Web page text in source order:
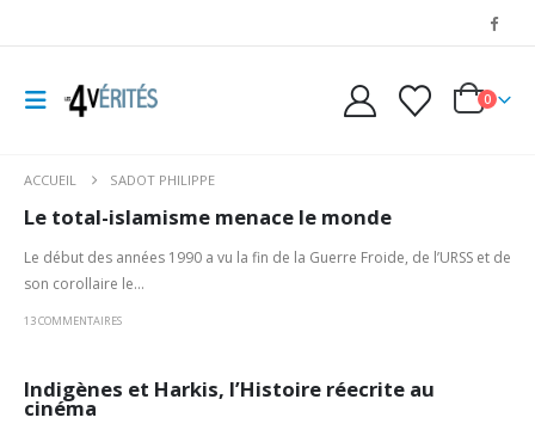
0
ACCUEIL SADOT PHILIPPE
Le total-islamisme menace le monde
Le début des années 1990 a vu la fin de la Guerre Froide, de l’URSS et de
son corollaire le...
13 COMMENTAIRES
Indigènes et Harkis, l’Histoire réecrite au
cinéma